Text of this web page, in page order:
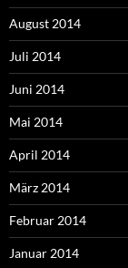
August 2014
Juli 2014
Juni 2014
Mai 2014
April 2014
März 2014
Februar 2014
Januar 2014